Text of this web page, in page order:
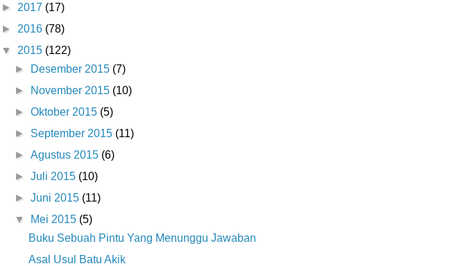
► 2017 (17)
► 2016 (78)
▼ 2015 (122)
►
Desember 2015 (7)
►
November 2015 (10)
►Oktober 2015 (5)
► September 2015 (11)
►Agustus 2015 (6)
►Juli 2015 (10)
►Juni 2015 (11)
▼
Mei 2015 (5)
Buku Sebuah Pintu Yang Menunggu Jawaban
Asal Usul Batu Akik